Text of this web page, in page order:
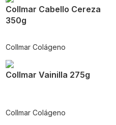
Collmar Cabello Cereza
350g
Collmar Colágeno
Collmar Vainilla 275g
Collmar Colágeno